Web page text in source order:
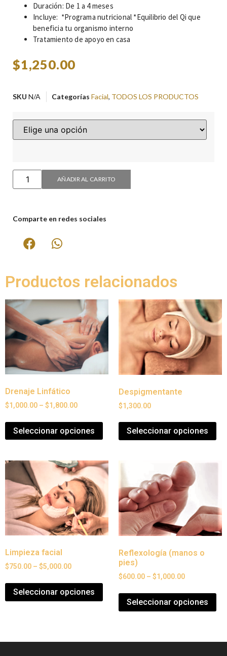
Duración: De 1 a 4 meses
Incluye: *Programa nutricional *Equilibrio del Qi que
beneficia tu organismo interno
Tratamiento de apoyo en casa
$1,250.00
SKU N/A Categorías Facial, TODOS LOS PRODUCTOS
AÑADIR AL CARRITO
Comparte en redes sociales
Productos relacionados
Drenaje Linfático
$1,000.00 – $1,800.00
Seleccionar opciones
Despigmentante
$1,300.00
Seleccionar opciones
Limpieza facial
$750.00 – $5,000.00
Seleccionar opciones
Reflexología (manos o
pies)
$600.00 – $1,000.00
Seleccionar opciones